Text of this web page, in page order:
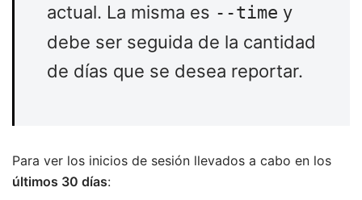
actual. La misma es --time y
debe ser seguida de la cantidad
de días que se desea reportar.
Para ver los inicios de sesión llevados a cabo en los
últimos 30 días: